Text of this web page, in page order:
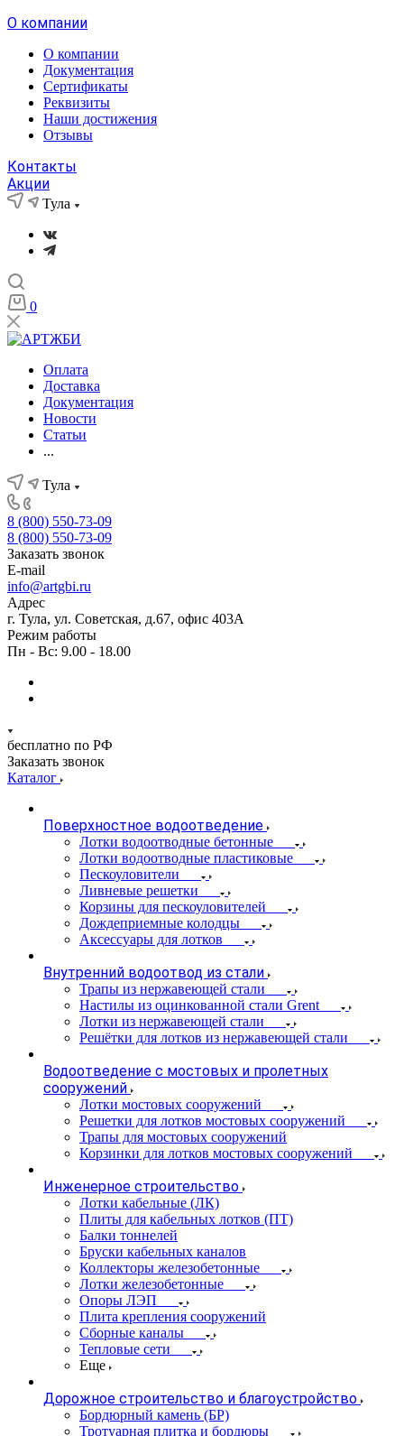
О компании
О компании
Документация
Сертификаты
Реквизиты
Наши достижения
Отзывы
Контакты
Акции
Тула
0
Оплата
Доставка
Документация
Новости
Статьи
...
Тула
8 (800) 550-73-09
8 (800) 550-73-09
Заказать звонок
E-mail
info@artgbi.ru
Адрес
г. Тула, ул. Советская, д.67, офис 403А
Режим работы
Пн - Вс: 9.00 - 18.00
бесплатно по РФ
Заказать звонок
Каталог
Поверхностное водоотведение
Лотки водоотводные бетонные
Лотки водоотводные пластиковые
Пескоуловители
Ливневые решетки
Корзины для пескоуловителей
Дождеприемные колодцы
Аксессуары для лотков
Внутренний водоотвод из стали
Трапы из нержавеющей стали
Настилы из оцинкованной стали Grent
Лотки из нержавеющей стали
Решётки для лотков из нержавеющей стали
Водоотведение с мостовых и пролетных
сооружений
Лотки мостовых сооружений
Решетки для лотков мостовых сооружений
Трапы для мостовых сооружений
Корзинки для лотков мостовых сооружений
Инженерное строительство
Лотки кабельные (ЛК)
Плиты для кабельных лотков (ПТ)
Балки тоннелей
Бруски кабельных каналов
Коллекторы железобетонные
Лотки железобетонные
Опоры ЛЭП
Плита крепления сооружений
Сборные каналы
Тепловые сети
Еще
Дорожное строительство и благоустройство
Бордюрный камень (БР)
Тротуарная плитка и бордюры